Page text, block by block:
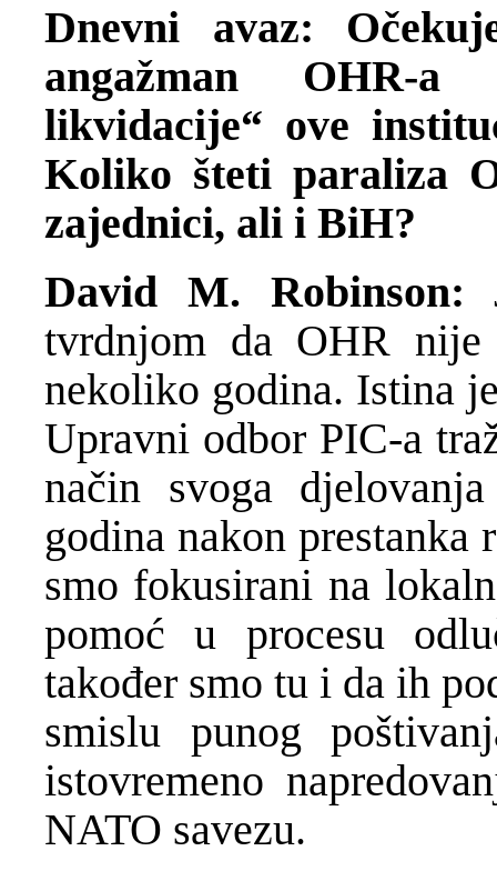
Dnevni avaz:
angažman OHR-
likvidacije“ ove
Koliko šteti paraliza
zajednici, ali i BiH?
David M. Robinson:
tvrdnjom da OHR
nekoliko godina. Istina
Upravni odbor PIC-a
način svoga
godina nakon
smo fokusirani na
pomoć u procesu
također smo tu i da ih
smislu punog
istovremeno
NATO savezu.